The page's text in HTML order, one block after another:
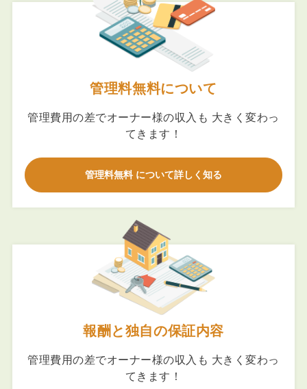
管理料無料について
管理費用の差でオーナー様の収入も 大きく変わっ
てきます！
管理料無料 について詳しく知る
報酬と独自の保証内容
管理費用の差でオーナー様の収入も 大きく変わっ
てきます！